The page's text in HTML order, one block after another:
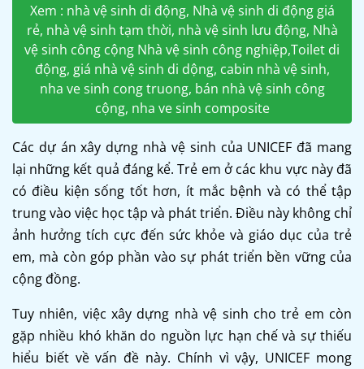
Xem : nhà vệ sinh di động, Nhà vệ sinh di động giá
rẻ, nhà vệ sinh tạm thời, nhà vệ sinh lưu động, Nhà
vệ sinh công cộng Nhà vệ sinh công nghiệp,Toilet di
động, giá nhà vệ sinh di dộng, cabin nhà vệ sinh,
nha ve sinh cong truong, bán nhà vệ sinh công
cộng, nha ve sinh composite
Các dự án xây dựng nhà vệ sinh của UNICEF đã mang
lại những kết quả đáng kể. Trẻ em ở các khu vực này đã
có điều kiện sống tốt hơn, ít mắc bệnh và có thể tập
trung vào việc học tập và phát triển. Điều này không chỉ
ảnh hưởng tích cực đến sức khỏe và giáo dục của trẻ
em, mà còn góp phần vào sự phát triển bền vững của
cộng đồng.
Tuy nhiên, việc xây dựng nhà vệ sinh cho trẻ em còn
gặp nhiều khó khăn do nguồn lực hạn chế và sự thiếu
hiểu biết về vấn đề này. Chính vì vậy, UNICEF mong